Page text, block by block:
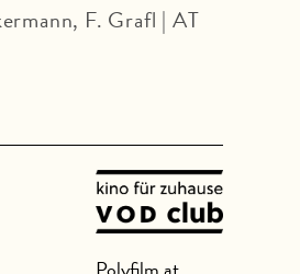
F. Grafl | AT